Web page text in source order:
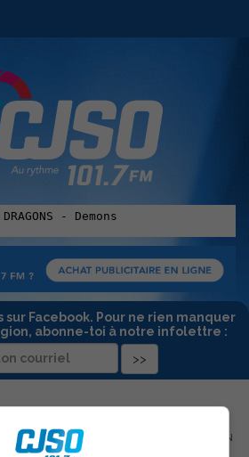
Facebook. Pour ne rien manquer
abonne-toi à notre infolettre :
ARPIN»RENCONTRE AVEC DAFT ROCK EN
ET DU GIB FEST